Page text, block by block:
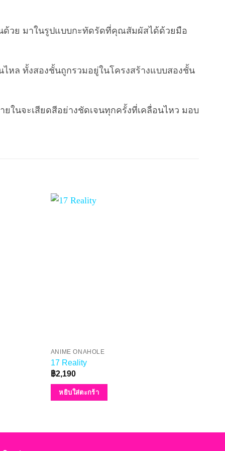
ด้วย มาในรูปแบบกะทัดรัดที่คุณสัมผัสได้ด้วยมือ
หล ทั้งสองชั้นถูกรวมอยู่ในโครงสร้างแบบสองชั้น
ในจะเสียดสีอย่างชัดเจนทุกครั้งที่เคลื่อนไหว มอบ
ANIME ONAHOLE
17 Reality
฿2,190
หยิบใส่ตะกร้า